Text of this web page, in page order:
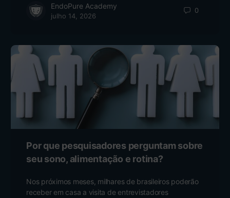
EndoPure Academy
julho 14, 2026
0
Por que pesquisadores perguntam sobre
seu sono, alimentação e rotina?
Nos próximos meses, milhares de brasileiros poderão
receber em casa a visita de entrevistadores